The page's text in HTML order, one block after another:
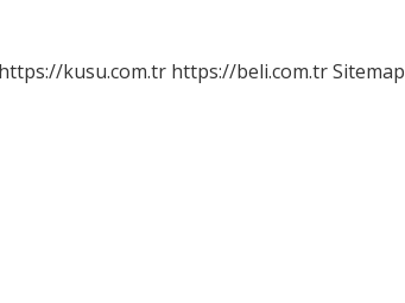
https://kusu.com.tr https://beli.com.trSitemap